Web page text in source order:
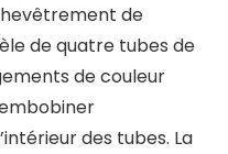
de
de quatre tubes de
de couleur
des tubes. La